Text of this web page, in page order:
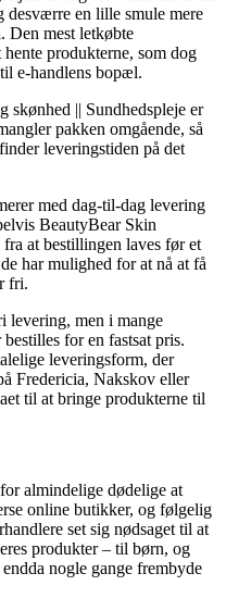
desværre en lille smule mere
Den mest letkøbte
produkterne, som dog
e-handlens bopæl.
skønhed || Sundhedspleje er
pakken omgående, så
leveringstiden på det
med dag-til-dag levering
BeautyBear Skin
at bestillingen laves før et
har mulighed for at nå at få
fri.
levering, men i mange
for en fastsat pris.
leveringsform, der
Fredericia, Nakskov eller
til at bringe produkterne til
almindelige dødelige at
online butikker, og følgelig
set sig nødsaget til at
produkter – til børn, og
nogle gange frembyde